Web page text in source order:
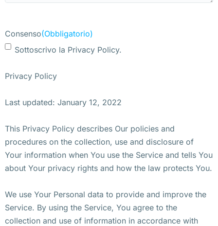
Consenso(Obbligatorio)
Sottoscrivo la Privacy Policy.
Privacy Policy
Last updated: January 12, 2022
This Privacy Policy describes Our policies and
procedures on the collection, use and disclosure of
Your information when You use the Service and tells You
about Your privacy rights and how the law protects You.
We use Your Personal data to provide and improve the
Service. By using the Service, You agree to the
collection and use of information in accordance with